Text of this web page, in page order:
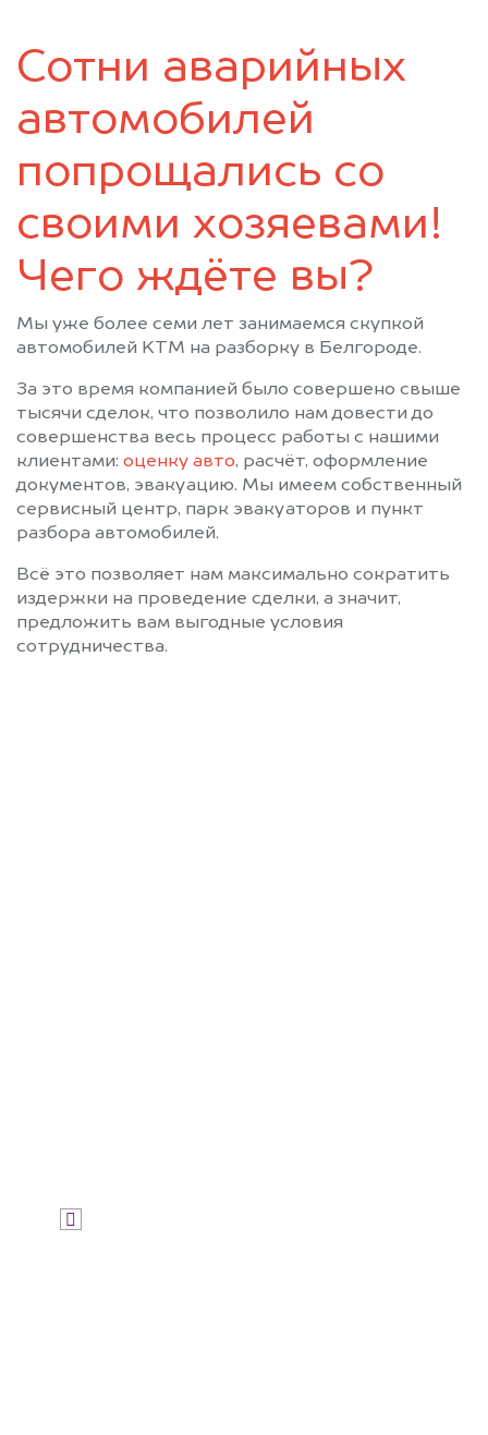
Сотни аварийных
автомобилей
попрощались со
своими хозяевами!
Чего ждёте вы?
Мы уже более семи лет занимаемся скупкой
автомобилей KTM на разборку в Белгороде.
За это время компанией было совершено свыше
тысячи сделок, что позволило нам довести до
совершенства весь процесс работы с нашими
клиентами: оценку авто, расчёт, оформление
документов, эвакуацию. Мы имеем собственный
сервисный центр, парк эвакуаторов и пункт
разбора автомобилей.
Всё это позволяет нам максимально сократить
издержки на проведение сделки, а значит,
предложить вам выгодные условия
сотрудничества.